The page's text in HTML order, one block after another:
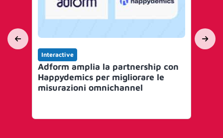
Interactive
Adform amplia la partnership con
Happydemics per migliorare le
misurazioni omnichannel